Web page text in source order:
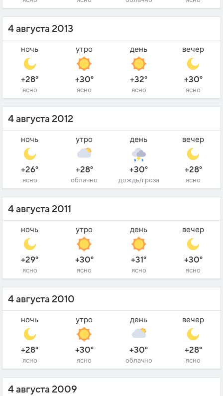
4 августа 2013
ночь
+28°
ясно
утро
+30°
ясно
день
+32°
ясно
вечер
+30°
ясно
4 августа 2012
ночь
+26°
ясно
утро
+28°
облачно
день
+30°
дождь/гроза
вечер
+28°
ясно
4 августа 2011
ночь
+29°
ясно
утро
+30°
ясно
день
+31°
ясно
вечер
+30°
ясно
4 августа 2010
ночь
+28°
ясно
утро
+30°
ясно
день
+30°
облачно
вечер
+28°
ясно
4 августа 2009